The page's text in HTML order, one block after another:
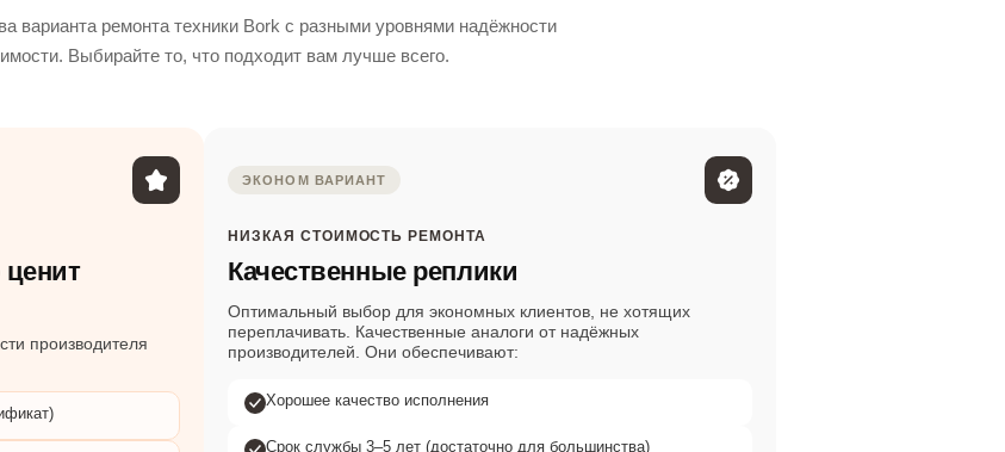
варианта ремонта техники Bork с разными уровнями надёжности
Выбирайте то, что подходит вам лучше всего.
производителя
ЭКОНОМ ВАРИАНТ
НИЗКАЯ СТОИМОСТЬ РЕМОНТА
Качественные реплики
Оптимальный выбор для экономных клиентов, не хотящих
переплачивать. Качественные аналоги от надёжных
производителей. Они обеспечивают:
Хорошее качество исполнения
Срок службы 3–5 лет (достаточно для большинства)